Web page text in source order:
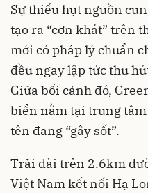
Sự thiếu hụt nguồn
tạo ra “cơn khát” trên
mới có pháp lý chuẩn
đều ngay lập tức thu
Giữa bối cảnh đó,
biển nằm tại trung tâm
tên đang “gây sốt”.
Trải dài trên 2.6km
Việt Nam kết nối Hạ